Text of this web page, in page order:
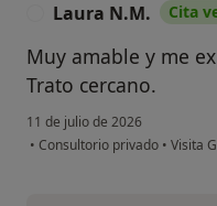
Laura N.M. Cita
Muy amable y me
Trato cercano.
11 de julio de 2026
• Consultorio privado • Visita